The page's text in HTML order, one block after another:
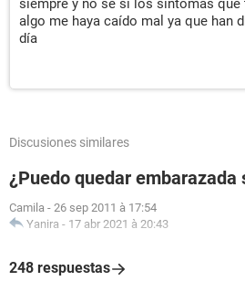
siempre y no sé si los sintomas que
algo me haya caído mal ya que han
día
Discusiones similares
¿Puedo quedar embarazada
Camila - 26 sep 2011 à 17:54
Yanira - 17 abr 2021 à 20:43
248 respuestas